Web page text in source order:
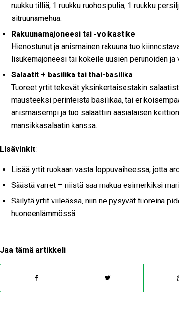
ruukku tilliä, 1 ruukku ruohosipulia, 1 ruukku
sitruunamehua.
Rakuunamajoneesi tai -voikastike
Hienostunut ja anismainen rakuuna tuo
lisukemajoneesi tai kokeile uusien perunoiden ja
Salaatit + basilika tai thai-basilika
Tuoreet yrtit tekevät yksinkertaisestakin
mausteeksi perinteistä basilikaa, tai
anismaisempi ja tuo salaattiin aasialaisen
mansikkasalaatin kanssa.
Lisävinkit:
Lisää yrtit ruokaan vasta loppuvaiheessa, jotta
Säästä varret – niistä saa makua esimerkiksi
Säilytä yrtit viileässä, niin ne pysyvät tuoreina
huoneenlämmössä
Jaa tämä artikkeli